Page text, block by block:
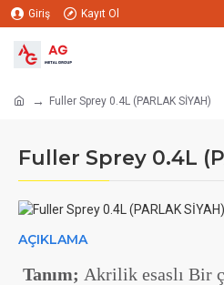
Giriş Kayıt Ol
Fuller Sprey 0.4L (PARLAK SİYAH)
Fuller Sprey 0.4L
AÇIKLAMA
Tanım; Akrilik esaslı Bir